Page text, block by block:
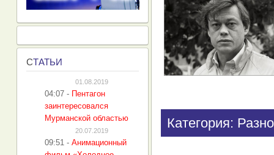
Категория:
СТАТЬИ
01.08.2019
04:07 - Пентагон
заинтересовался
Мурманской областью
20.07.2019
09:51 - Анимационный